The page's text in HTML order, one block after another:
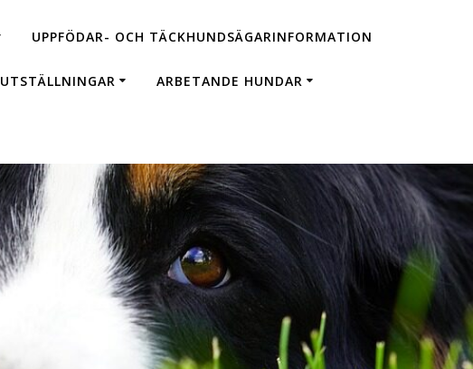
UPPFÖDAR- OCH TÄCKHUNDSÄGARINFORMATION
UTSTÄLLNINGAR ARBETANDE HUNDAR